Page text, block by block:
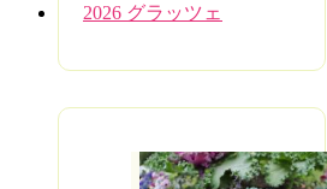
2026 グラッツェ